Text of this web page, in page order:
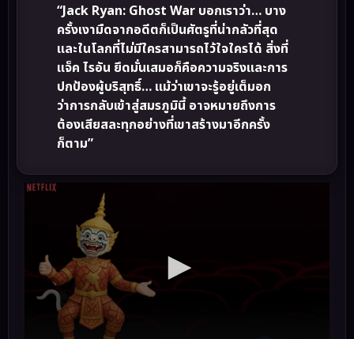
“Jack Ryan: Ghost War บอกเราว่า… บาง
ครั้งเงามืดจากอดีตก็เป็นศัตรูที่น่ากลัวที่สุด
และในโลกที่ไม่มีใครสามารถไว้ใจใครได้ สิ่งที่
แจ็ค ไรอัน ยึดมั่นเสมอก็คือความจริงและการ
ปกป้องผู้บริสุทธิ์… แม้ว่าเขาจะรู้อยู่เต็มอก
ว่าการกลับเข้าสู่สมรภูมินี้ อาจหมายถึงการ
ต้องเสียสละทุกอย่างที่เขาสร้างมาอีกครั้ง
ก็ตาม”